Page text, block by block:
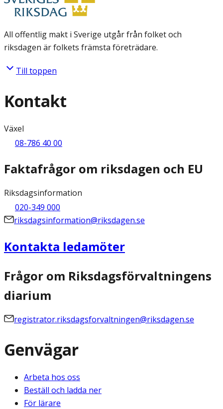
All offentlig makt i Sverige utgår från folket och
riksdagen är folkets främsta företrädare.
Till toppen
Kontakt
Växel
08-786 40 00
Faktafrågor om riksdagen och EU
Riksdagsinformation
020-349 000
riksdagsinformation@riksdagen.se
Kontakta ledamöter
Frågor om Riksdagsförvaltningens
diarium
registrator.riksdagsforvaltningen@riksdagen.se
Genvägar
Arbeta hos oss
Beställ och ladda ner
För lärare